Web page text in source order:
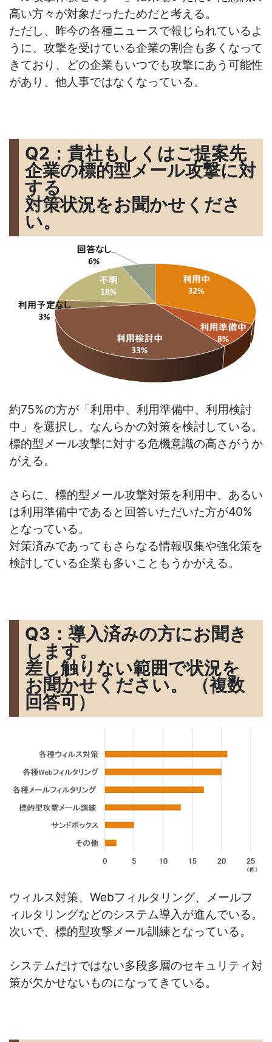
高い方々が対象だったためだと考える。
ただし、昨今の各種ニュースで報じられているよ
うに、攻撃を受けている企業の割合も多くなって
きており、どの企業もいつでも攻撃にあう可能性
があり、他人事ではなくなっている。
Q2：貴社もしくはご提案先
企業の標的型メール攻撃に対
する
対策状況をお聞かせくださ
い。
約75%の方が「利用中、利用準備中、利用検討
中」を選択し、なんらかの対策を検討している。
標的型メール攻撃に対する危機意識の高さがうか
がえる。
さらに、標的型メール攻撃対策を利用中、あるい
は利用準備中であると回答いただいた方が40%
となっている。
対策済みであってもさらなる情報収集や強化策を
検討している企業も多いこともうかがえる。
Q3：導入済みの方にお聞き
します。
差し触りない範囲で状況を
お聞かせください。 （複数
回答可）
ウィルス対策、Webフィルタリング、メールフ
ィルタリングなどのシステム導入が進んでいる。
次いで、標的型攻撃メール訓練となっている。
システムだけではない多段多層のセキュリティ対
策が欠かせないものになってきている。